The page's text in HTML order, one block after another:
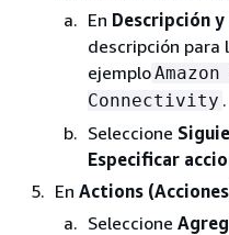
En Descripción
descripción para
ejemplo
Connectivity .
Seleccione
Especificar
En Actions
Seleccione